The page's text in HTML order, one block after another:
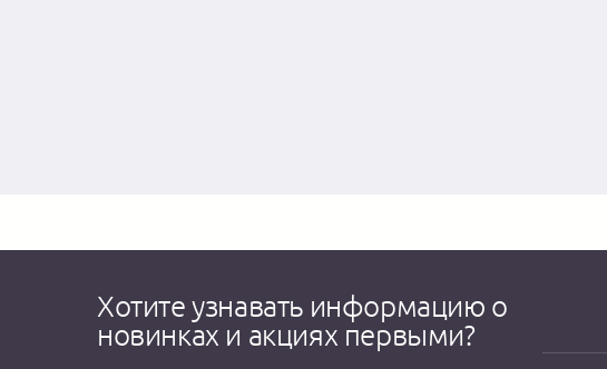
Хотите узнавать информацию о
новинках и акциях первыми?